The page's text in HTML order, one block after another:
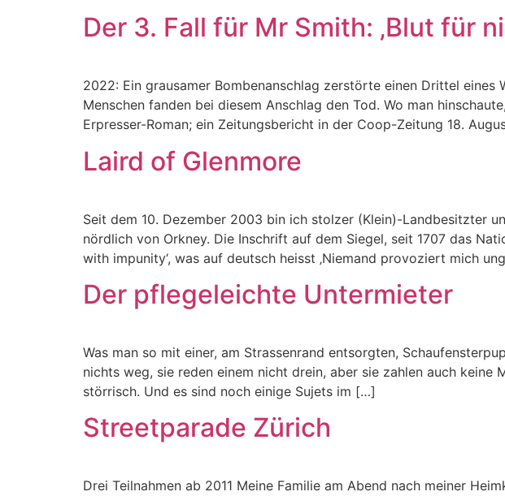
Der 3. Fall für Mr Smith: ‚Blut für
2022: Ein grausamer Bombenanschlag zerstörte einen Drittel
Menschen fanden bei diesem Anschlag den Tod. Wo man
Erpresser-Roman; ein Zeitungsbericht in der Coop-Zeitung 18.
Laird of Glenmore
Seit dem 10. Dezember 2003 bin ich stolzer (Klein)-Landbesitzter
nördlich von Orkney. Die Inschrift auf dem Siegel, seit 1707 das
with impunity‘, was auf deutsch heisst ‚Niemand provoziert mich
Der pflegeleichte Untermieter
Was man so mit einer, am Strassenrand entsorgten,
nichts weg, sie reden einem nicht drein, aber sie zahlen auch
störrisch. Und es sind noch einige Sujets im […]
Streetparade Zürich
Drei Teilnahmen ab 2011 Meine Familie am Abend nach meiner